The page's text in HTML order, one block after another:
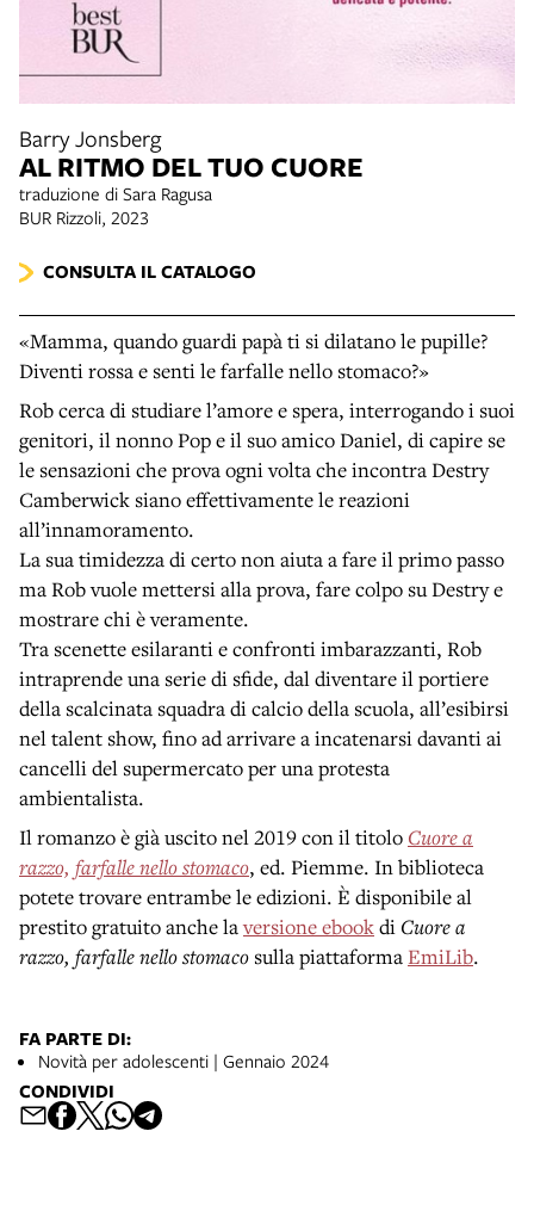
Barry Jonsberg
AL RITMO DEL TUO CUORE
traduzione di Sara Ragusa
BUR Rizzoli, 2023
CONSULTA IL CATALOGO
«Mamma, quando guardi papà ti si dilatano le pupille?
Diventi rossa e senti le farfalle nello stomaco?»
Rob cerca di studiare l’amore e spera, interrogando i suoi
genitori, il nonno Pop e il suo amico Daniel, di capire se
le sensazioni che prova ogni volta che incontra Destry
Camberwick siano effettivamente le reazioni
all’innamoramento.
La sua timidezza di certo non aiuta a fare il primo passo
ma Rob vuole mettersi alla prova, fare colpo su Destry e
mostrare chi è veramente.
Tra scenette esilaranti e confronti imbarazzanti, Rob
intraprende una serie di sfide, dal diventare il portiere
della scalcinata squadra di calcio della scuola, all’esibirsi
nel talent show, fino ad arrivare a incatenarsi davanti ai
cancelli del supermercato per una protesta
ambientalista.
Il romanzo è già uscito nel 2019 con il titolo Cuore a
razzo, farfalle nello stomaco, ed. Piemme. In biblioteca
potete trovare entrambe le edizioni. È disponibile al
prestito gratuito anche laversione ebookdi Cuore a
razzo, farfalle nello stomaco sulla piattaformaEmiLib.
FA PARTE DI:
Novità per adolescenti | Gennaio 2024
CONDIVIDI